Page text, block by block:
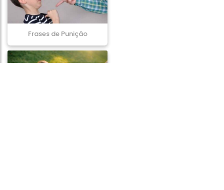
Frases de Punição